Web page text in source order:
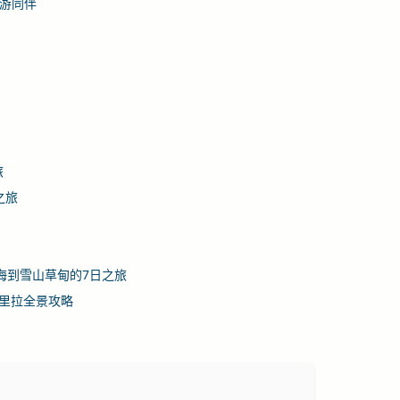
旅
到雪山草甸的7日之旅
拉全景攻略